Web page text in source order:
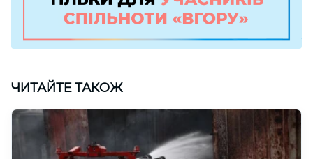
ЧИТАЙТЕ ТАКОЖ